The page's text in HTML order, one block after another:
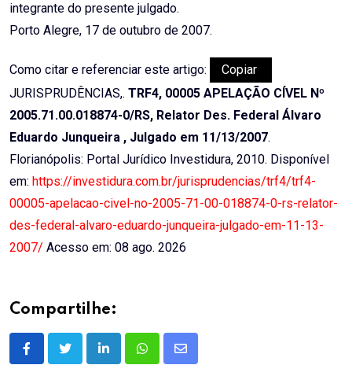
integrante do presente julgado.
Porto Alegre, 17 de outubro de 2007.
Como citar e referenciar este artigo:
Copiar
JURISPRUDÊNCIAS,. TRF4, 00005 APELAÇÃO CÍVEL Nº
2005.71.00.018874-0/RS, Relator Des. Federal Álvaro
Eduardo Junqueira , Julgado em 11/13/2007.
Florianópolis: Portal Jurídico Investidura, 2010. Disponível
em: https://investidura.com.br/jurisprudencias/trf4/trf4-
00005-apelacao-civel-no-2005-71-00-018874-0-rs-relator-
des-federal-alvaro-eduardo-junqueira-julgado-em-11-13-
2007/ Acesso em: 08 ago. 2026
Compartilhe:
LinkedInWhatsappShare